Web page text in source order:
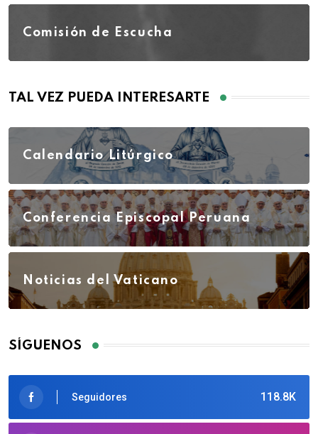
Comisión de Escucha
TAL VEZ PUEDA INTERESARTE
Calendario Litúrgico
Conferencia Episcopal Peruana
Noticias del Vaticano
SÍGUENOS
118.8K
Seguidores